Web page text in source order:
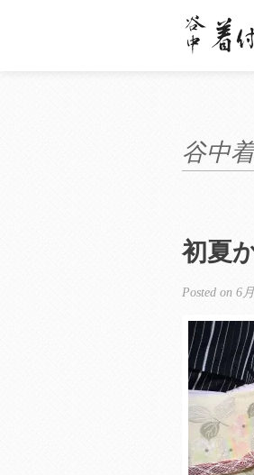
谷中
初夏
Posted on 6